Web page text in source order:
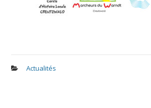
Actualités